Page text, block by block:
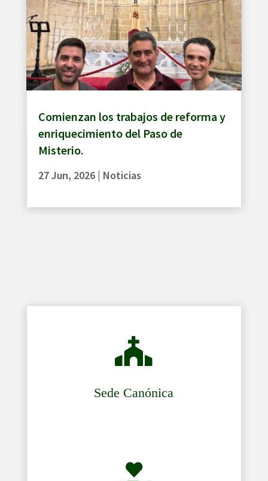
Comienzan los trabajos de reforma y
enriquecimiento del Paso de
Misterio.
27 Jun, 2026| Noticias

Sede Canónica